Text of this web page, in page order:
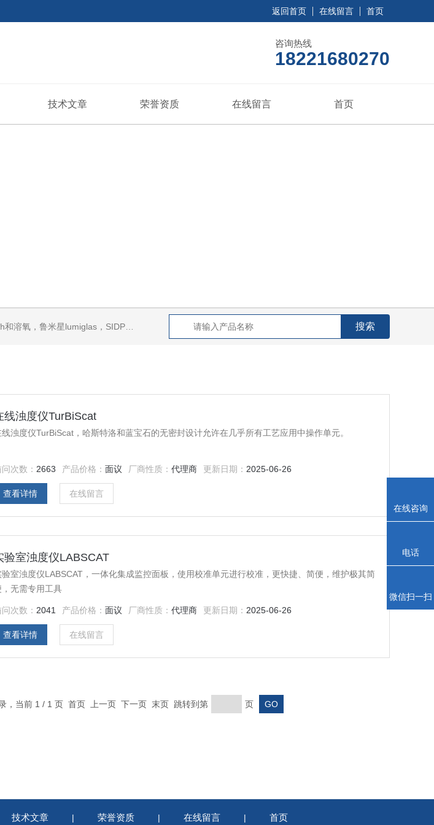
返回首页 在线留言 首页
咨询热线
18221680270
技术文章 荣誉资质 在线留言 首页
，SIDPH露点仪，进口气体分析仪
线浊度仪TurBiScat
线浊度仪TurBiScat，哈斯特洛和蓝宝石的无密封设计允许在几乎所有工艺应用中操作单元。
次数： 2663 产品价格：面议 厂商性质：代理商 更新日期： 2025-06-26
查看详情 在线留言
验室浊度仪LABSCAT
验室浊度仪LABSCAT，一体化集成监控面板，使用校准单元进行校准，更快捷、简便，维护极其简
，无需专用工具
次数： 2041 产品价格：面议 厂商性质：代理商 更新日期： 2025-06-26
查看详情 在线留言
，当前 1 / 1 页 首页 上一页 下一页 末页 跳转到第 页
技术文章 | 荣誉资质 | 在线留言 | 首页
在线咨询
电话
微信扫一扫